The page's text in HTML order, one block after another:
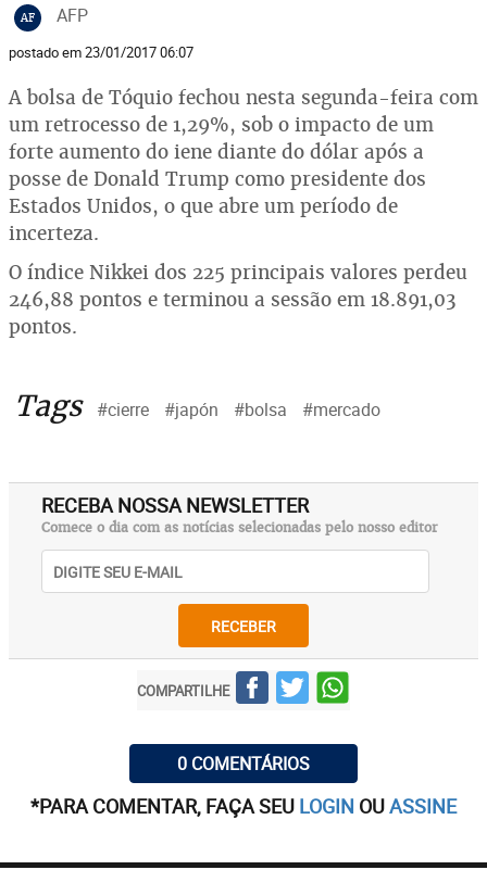
AF AFP
postado em 23/01/2017 06:07
A bolsa de Tóquio fechou nesta segunda-feira com
um retrocesso de 1,29%, sob o impacto de um
forte aumento do iene diante do dólar após a
posse de Donald Trump como presidente dos
Estados Unidos, o que abre um período de
incerteza.
O índice Nikkei dos 225 principais valores perdeu
246,88 pontos e terminou a sessão em 18.891,03
pontos.
Tags #cierre #japón #bolsa #mercado
RECEBA NOSSA NEWSLETTER
Comece o dia com as notícias selecionadas pelo nosso editor
RECEBER
COMPARTILHE
0 COMENTÁRIOS
*PARA COMENTAR, FAÇA SEU LOGIN OUASSINE